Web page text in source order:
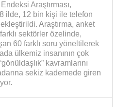
Araştırması,
ilde, 12 bin kişi ile telefon
Araştırma, anket
sektörler özelinde,
60 farklı soru yöneltilerek
ülkemiz insanının çok
kavramlarını
sekiz kademede giren